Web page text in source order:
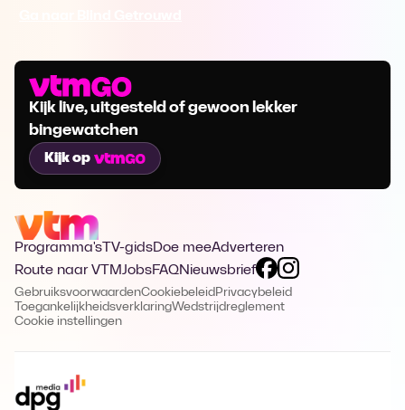
Kijk live, uitgesteld of gewoon lekker
bingewatchen
Kijk op
Programma's TV-gidsDoe meeAdverteren
Route naar VTMJobsFAQNieuwsbrief
GebruiksvoorwaardenCookiebeleid Privacybeleid
ToegankelijkheidsverklaringWedstrijdreglement
Cookie instellingen